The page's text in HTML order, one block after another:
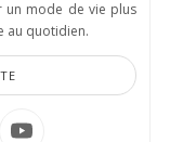
un mode de vie plus
au quotidien.